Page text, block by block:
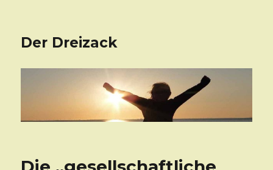
Der Dreizack